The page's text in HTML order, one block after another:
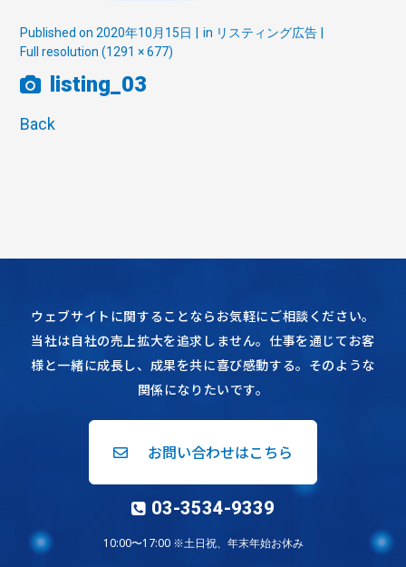
Published on2020年10月15日 in リスティング広告
Full resolution (1291 × 677)
listing_03
Back
ウェブサイトに関することならお気軽にご相談ください。
当社は自社の売上拡大を追求しません。仕事を通じてお客
様と一緒に成長し、成果を共に喜び感動する。そのような
関係になりたいです。
お問い合わせはこちら
03-3534-9339
10:00〜17:00 ※土日祝、年末年始お休み